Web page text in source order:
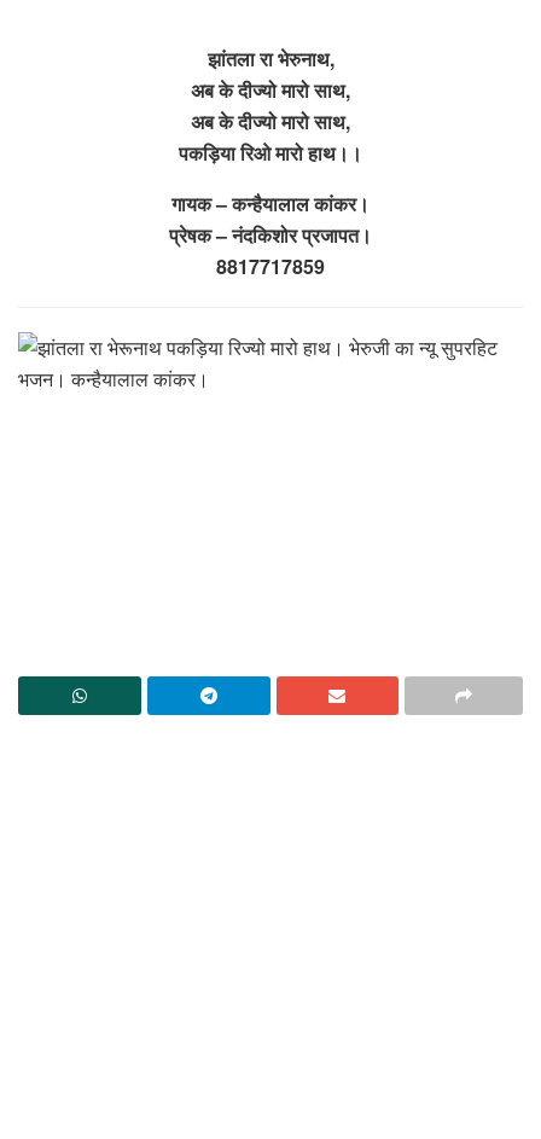
झांतला रा भेरुनाथ,
अब के दीज्यो मारो साथ,
अब के दीज्यो मारो साथ,
पकड़िया रिओ मारो हाथ।।
गायक – कन्हैयालाल कांकर।
प्रेषक – नंदकिशोर प्रजापत।
8817717859